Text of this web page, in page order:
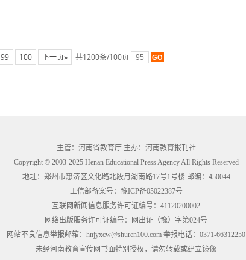
99 100 下一页» 共1200条/100页
主管：河南省教育厅 主办：河南教育报刊社
Copyright © 2003-2025 Henan Educational Press Agency All Rights Reserved
地址：郑州市惠济区文化路北段月湖南路17号1号楼 邮编：450044
工信部备案号： 豫ICP备05022387号
互联网新闻信息服务许可证编号：41120200002
网络出版服务许可证编号：网出证（豫）字第024号
网站不良信息举报邮箱：hnjyxcw@shuren100.com 举报电话：0371-66312250
未经河南教育宣传网书面特别授权，请勿转载或建立镜像